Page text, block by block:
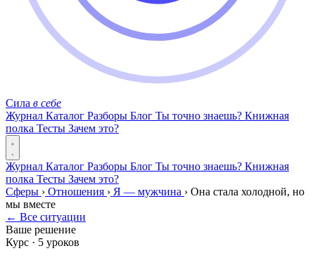
Сила в себе
Журнал Каталог Разборы Блог Ты точно знаешь? Книжная
полка Тесты Зачем это?
Журнал Каталог Разборы Блог Ты точно знаешь? Книжная
полка Тесты Зачем это?
Сферы › Отношения › Я — мужчина › Она стала холодной, но
мы вместе
← Все ситуации
Ваше решение
Курс · 5 уроков